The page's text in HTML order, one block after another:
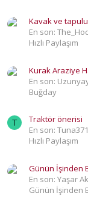
Kavak ve tapulu
En son:
Hızlı Paylaşım
Kurak Araziye
En son:
Buğday
T
Traktör önerisi
En son: Tuna371
Hızlı Paylaşım
Günün İşinden
En son: Yaşar
Günün İşinden